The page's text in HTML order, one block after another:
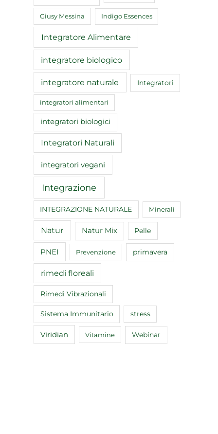
Giusy Messina Indigo Essences
Integratore Alimentare
integratore biologico
integratore naturale Integratori
integratori alimentari
integratori biologici
Integratori Naturali
integratori vegani
Integrazione
INTEGRAZIONE NATURALE Minerali
Natur Natur Mix Pelle
PNEI Prevenzione primavera
rimedi floreali
Rimedi Vibrazionali
Sistema Immunitario stress
Viridian Vitamine Webinar